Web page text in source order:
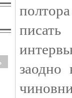
заодно